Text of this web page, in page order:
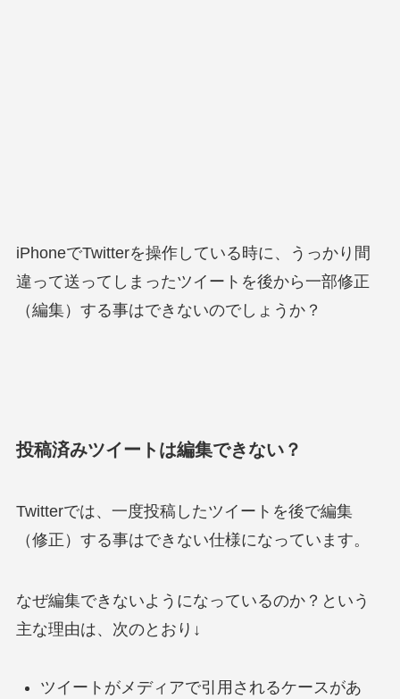
iPhoneでTwitterを操作している時に、うっかり間
違って送ってしまったツイートを後から一部修正
（編集）する事はできないのでしょうか？
投稿済みツイートは編集できない？
Twitterでは、一度投稿したツイートを後で編集
（修正）する事はできない仕様になっています。
なぜ編集できないようになっているのか？という
主な理由は、次のとおり↓
ツイートがメディアで引用されるケースがあ